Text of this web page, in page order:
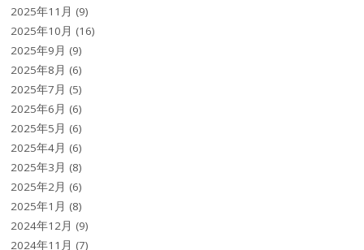
2025年11月 (9)
2025年10月 (16)
2025年9月 (9)
2025年8月 (6)
2025年7月 (5)
2025年6月 (6)
2025年5月 (6)
2025年4月 (6)
2025年3月 (8)
2025年2月 (6)
2025年1月 (8)
2024年12月 (9)
2024年11月 (7)